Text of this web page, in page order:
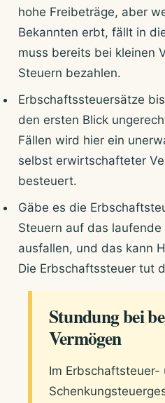
hohe Freibeträge, aber
Bekannten erbt, fällt in
muss bereits bei kleinen
Steuern bezahlen.
Erbschaftssteuersätze
den ersten Blick
Fällen wird hier ein
selbst erwirtschafteter
besteuert.
Gäbe es die
Steuern auf das laufende
ausfallen, und das kann
Die Erbschaftssteuer tut
Stundung bei
Vermögen
Im Erbschaftsteuer-